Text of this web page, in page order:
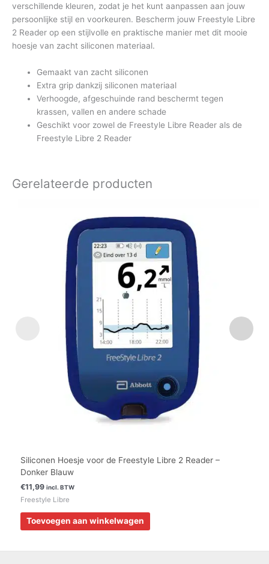
verschillende kleuren, zodat je het kunt aanpassen aan jouw
persoonlijke stijl en voorkeuren. Bescherm jouw Freestyle Libre
2 Reader op een stijlvolle en praktische manier met dit mooie
hoesje van zacht siliconen materiaal.
Gemaakt van zacht siliconen
Extra grip dankzij siliconen materiaal
Verhoogde, afgeschuinde rand beschermt tegen
krassen, vallen en andere schade
Geschikt voor zowel de Freestyle Libre Reader als de
Freestyle Libre 2 Reader
Gerelateerde producten
Siliconen Hoesje voor de Freestyle Libre 2 Reader –
Donker Blauw
€11,99 incl. BTW
Freestyle Libre
Toevoegen aan winkelwagen